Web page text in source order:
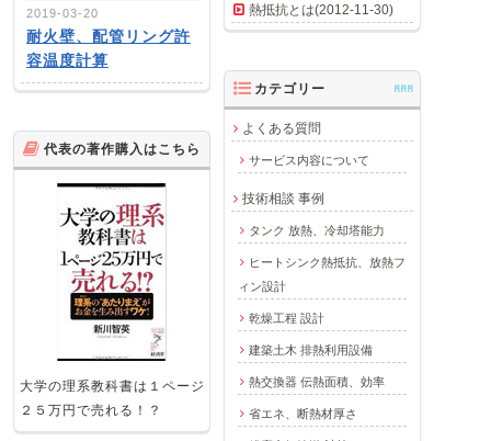
2019-03-20
耐火壁、配管リング許
容温度計算
熱抵抗とは(2012-11-30)
カテゴリー AAA
よくある質問
サービス内容について
技術相談 事例
タンク 放熱、冷却塔能力
ヒートシンク熱抵抗、放熱フ
ィン設計
乾燥工程 設計
建築土木 排熱利用設備
熱交換器 伝熱面積、効率
省エネ、断熱材厚さ
代表の著作購入はこちら
大学の理系教科書は１ページ
２５万円で売れる！？